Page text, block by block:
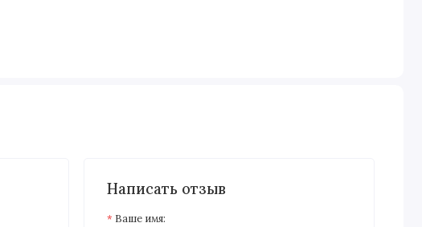
Написать отзыв
Ваше имя: